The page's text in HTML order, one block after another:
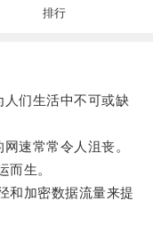
排行
们生活中不可或缺
速常常令人沮丧。
生。
加密数据流量来提